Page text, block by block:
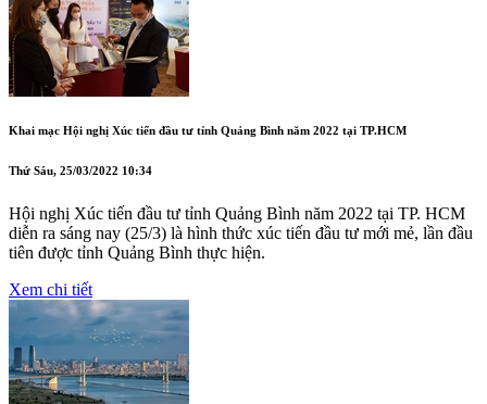
Khai mạc Hội nghị Xúc tiến đầu tư tỉnh Quảng Bình năm 2022 tại TP.HCM
Thứ Sáu, 25/03/2022 10:34
Hội nghị Xúc tiến đầu tư tỉnh Quảng Bình năm 2022 tại TP. HCM
diễn ra sáng nay (25/3) là hình thức xúc tiến đầu tư mới mẻ, lần đầu
tiên được tỉnh Quảng Bình thực hiện.
Xem chi tiết